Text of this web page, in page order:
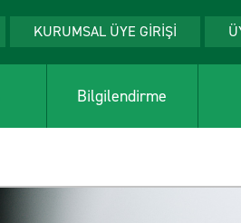
KURUMSAL ÜYE GİRİŞİ
Bilgilendirme